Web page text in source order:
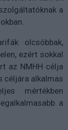
a
olcsóbbak,
ezért sokkal
az NMHH célja
céljára alkalmas
mértékben
a